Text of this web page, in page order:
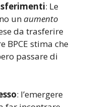
: Le
unaumento
da trasferire
BPCE stima che
passare di
: l’emergere